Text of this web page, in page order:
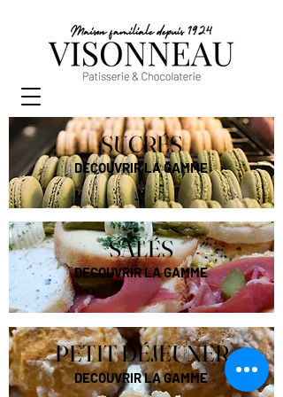
SUCRÉS
DECOUVRIR LA GAMME
SALÉS
DECOUVRIR LA GAMME
PETIT DÉJEUNER
DECOUVRIR LA GAMME